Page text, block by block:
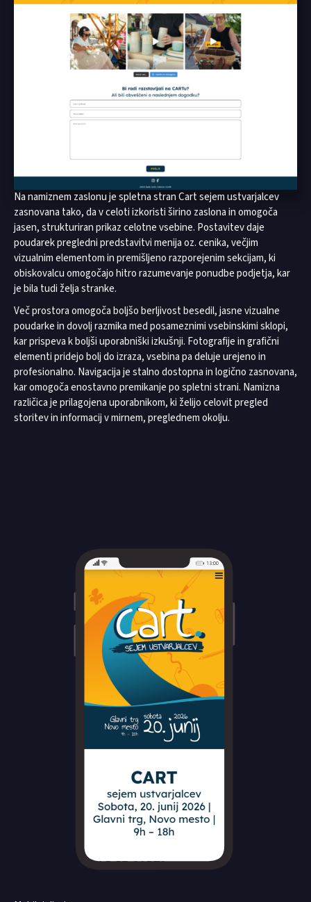
Na namiznem zaslonu je spletna stran Cart sejem ustvarjalcev
zasnovana tako, da v celoti izkoristi širino zaslona in omogoča
jasen, strukturiran prikaz celotne vsebine. Postavitev daje
poudarek pregledni predstavitvi menija oz. cenika, večjim
vizualnim elementom in premišljeno razporejenim sekcijam, ki
obiskovalcu omogočajo hitro razumevanje ponudbe podjetja, kar
je bila tudi želja stranke.
Več prostora omogoča boljšo berljivost besedil, jasne vizualne
poudarke in dovolj razmika med posameznimi vsebinskimi sklopi,
kar prispeva k boljši uporabniški izkušnji. Fotografije in grafični
elementi pridejo bolj do izraza, vsebina pa deluje urejeno in
profesionalno. Navigacija je stalno dostopna in logično zasnovana,
kar omogoča enostavno premikanje po spletni strani. Namizna
različica je prilagojena uporabnikom, ki želijo celovit pregled
storitev in informacij v mirnem, preglednem okolju.